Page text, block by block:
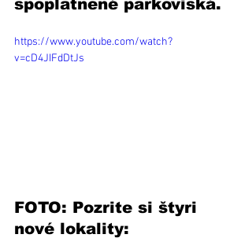
spoplatnené parkoviská.
https://www.youtube.com/watch?
v=cD4JIFdDtJs
FOTO: Pozrite si štyri
nové lokality: